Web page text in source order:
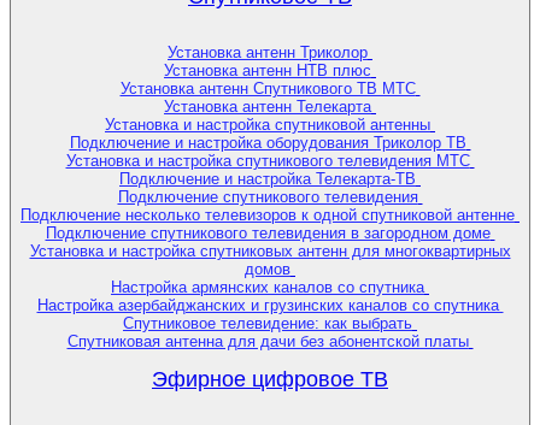
Установка антенн Триколор
Установка антенн НТВ плюс
Установка антенн Спутникового ТВ МТС
Установка антенн Телекарта
Установка и настройка спутниковой антенны
Подключение и настройка оборудования Триколор ТВ
Установка и настройка спутникового телевидения МТС
Подключение и настройка Телекарта-ТВ
Подключение спутникового телевидения
Подключение несколько телевизоров к одной спутниковой антенне
Подключение спутникового телевидения в загородном доме
Установка и настройка спутниковых антенн для многоквартирных
домов
Настройка армянских каналов со спутника
Настройка азербайджанских и грузинских каналов со спутника
Спутниковое телевидение: как выбрать
Спутниковая антенна для дачи без абонентской платы
Эфирное цифровое ТВ